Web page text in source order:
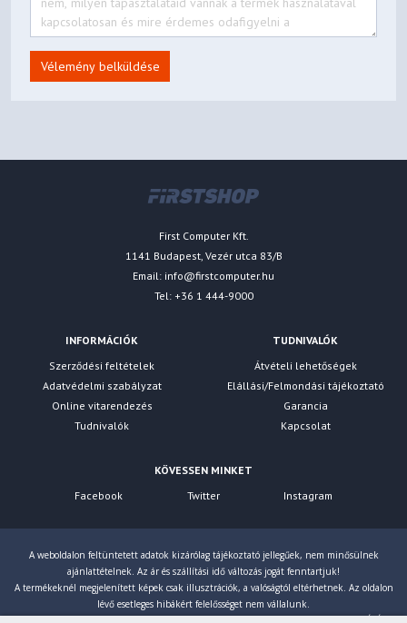
Vélemény belküldése
First Computer Kft.
1141 Budapest, Vezér utca 83/B
Email: info@firstcomputer.hu
Tel: +36 1 444-9000
INFORMÁCIÓK
Szerződési feltételek
Adatvédelmi szabályzat
Online vitarendezés
Tudnivalók
TUDNIVALÓK
Átvételi lehetőségek
Elállási/Felmondási tájékoztató
Garancia
Kapcsolat
KÖVESSEN MINKET
Facebook
Twitter Instagram
A weboldalon feltüntetett adatok kizárólag tájékoztató jellegűek, nem minősülnek
ajánlattételnek. Az ár és szállítási idő változás jogát fenntartjuk!
A termékeknél megjelenített képek csak illusztrációk, a valóságtól eltérhetnek. Az oldalon
lévő esetleges hibákért felelősséget nem vállalunk.
Eltérés esetén a gyártó által megadott paraméterek érvényesek! Bruttó árainkat 27% ÁFÁ-val